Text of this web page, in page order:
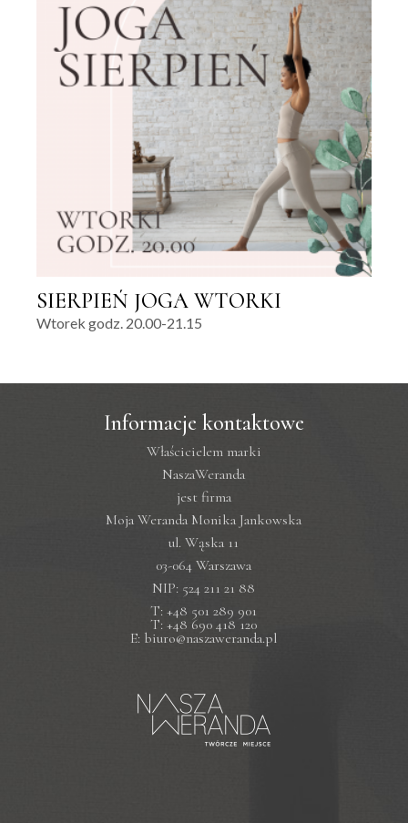
SIERPIEŃ JOGA WTORKI
Wtorek godz. 20.00-21.15
Informacje kontaktowe
Właścicielem marki
NaszaWeranda
jest firma
Moja Weranda Monika Jankowska
ul. Wąska 11
03-064 Warszawa
NIP: 524 211 21 88
T: +48 501 289 901
T: +48 690 418 120
E: biuro@naszaweranda.pl